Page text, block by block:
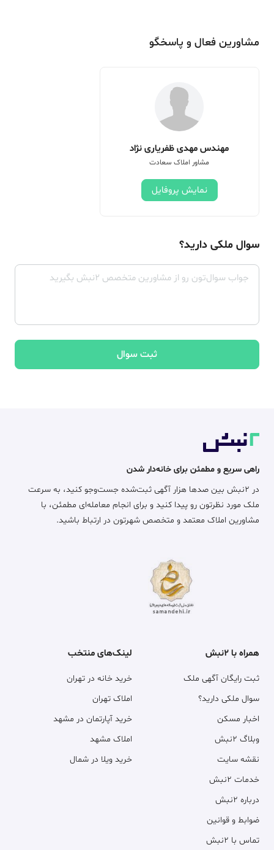
مشاورین فعال و پاسخگو
مهندس مهدی ظفریاری نژاد
مشاور املاک سعادت
نمایش پروفایل
سوال ملکی دارید؟
ثبت سوال
راهی سریع و مطمئن برای خانه‌دار شدن
در ۲نبش بین صدها هزار آگهی ثبت‌شده جست‌وجو کنید، به سرعت
ملک مورد نظرتون رو پیدا کنید و برای انجام معامله‌ای مطمئن، با
مشاورین املاک معتمد و متخصص شهرتون در ارتباط باشید.
همراه با ۲نبش
ثبت رایگان آگهی ملک
سوال ملکی دارید؟
اخبار مسکن
وبلاگ ۲نبش
نقشه سایت
خدمات ۲نبش
درباره ۲نبش
ضوابط و قوانین
تماس با ۲نبش
لینک‌های منتخب
خرید خانه در تهران
املاک تهران
خرید آپارتمان در مشهد
املاک مشهد
خرید ویلا در شمال